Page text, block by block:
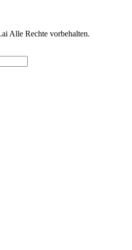
Alle Rechte vorbehalten.